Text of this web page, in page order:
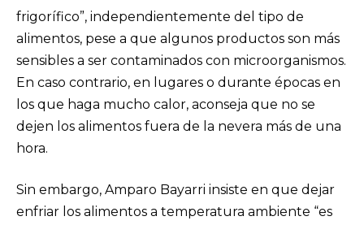
frigorífico”, independientemente del tipo de
alimentos, pese a que algunos productos son más
sensibles a ser contaminados con microorganismos.
En caso contrario, en lugares o durante épocas en
los que haga mucho calor, aconseja que no se
dejen los alimentos fuera de la nevera más de una
hora.
Sin embargo, Amparo Bayarri insiste en que dejar
enfriar los alimentos a temperatura ambiente “es